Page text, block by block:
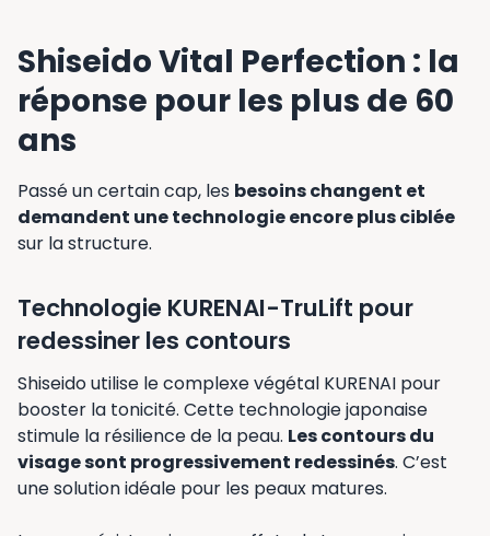
Shiseido Vital Perfection : la
réponse pour les plus de 60
ans
Passé un certain cap, les besoins changent et
demandent une technologie encore plus ciblée
sur la structure.
Technologie KURENAI-TruLift pour
redessiner les contours
Shiseido utilise le complexe végétal KURENAI pour
booster la tonicité. Cette technologie japonaise
stimule la résilience de la peau. Les contours du
visage sont progressivement redessinés. C’est
une solution idéale pour les peaux matures.